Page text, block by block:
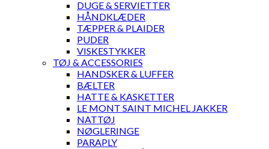
DUGE & SERVIETTER
HÅNDKLÆDER
TÆPPER & PLAIDER
PUDER
VISKESTYKKER
TØJ & ACCESSORIES
HANDSKER & LUFFER
BÆLTER
HATTE & KASKETTER
LE MONT SAINT MICHEL JAKKER
NATTØJ
NØGLERINGE
PARAPLY